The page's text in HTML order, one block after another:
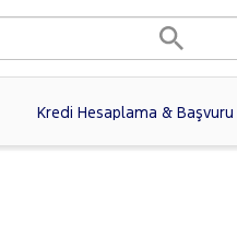
Kredi Hesaplama & Başvuru